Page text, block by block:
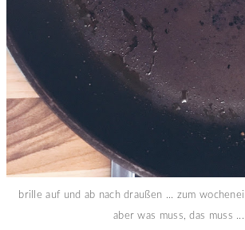
brille auf und ab nach draußen ... zum
aber was muss, das muss ...